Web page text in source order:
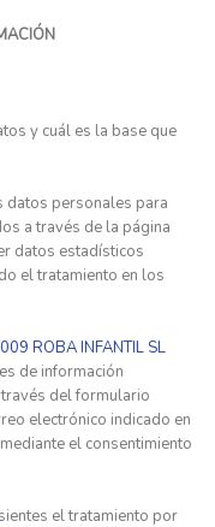
y cuál es la base que
datos personales para
a través de la página
datos estadísticos
el tratamiento en los
ROBA INFANTIL SL
de información
del formulario
electrónico indicado en
el consentimiento
el tratamiento por